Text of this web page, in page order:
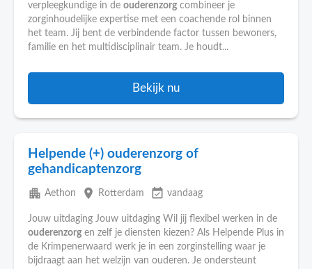
verpleegkundige in de ouderenzorg combineer je
zorginhoudelijke expertise met een coachende rol binnen
het team. Jij bent de verbindende factor tussen bewoners,
familie en het multidisciplinair team. Je houdt...
Bekijk nu
Helpende (+) ouderenzorg of
gehandicaptenzorg
apartment Aethon place Rotterdam event_available vandaag
Jouw uitdaging Jouw uitdaging Wil jij flexibel werken in de
ouderenzorg en zelf je diensten kiezen? Als Helpende Plus in
de Krimpenerwaard werk je in een zorginstelling waar je
bijdraagt aan het welzijn van ouderen. Je ondersteunt